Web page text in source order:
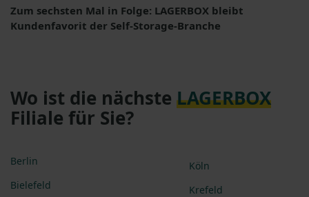
Zum sechsten Mal in Folge: LAGERBOX bleibt
Kundenfavorit der Self-Storage-Branche
Wo ist die nächste LAGERBOX
Filiale für Sie?
Berlin
Bielefeld
Köln
Krefeld